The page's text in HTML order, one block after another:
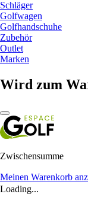
Schläger
Golfwagen
Golfhandschuhe
Zubehör
Outlet
Marken
Wird zum
Zwischensumme
Meinen Warenkorb
Loading...